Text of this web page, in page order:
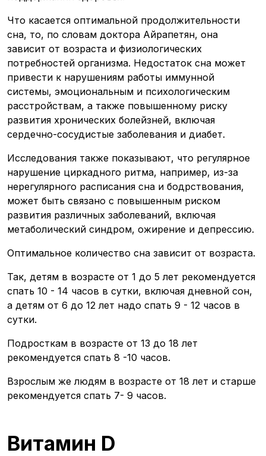
Что касается оптимальной продолжительности
сна, то, по словам доктора Айрапетян, она
зависит от возраста и физиологических
потребностей организма. Недостаток сна может
привести к нарушениям работы иммунной
системы, эмоциональным и психологическим
расстройствам, а также повышенному риску
развития хронических болейзней, включая
сердечно-сосудистые заболевания и диабет.
Исследования также показывают, что регулярное
нарушение циркадного ритма, например, из-за
нерегулярного расписания сна и бодрствования,
может быть связано с повышенным риском
развития различных заболеваний, включая
метаболический синдром, ожирение и депрессию.
Оптимальное количество сна зависит от возраста.
Так, детям в возрасте от 1 до 5 лет рекомендуется
спать 10 - 14 часов в сутки, включая дневной сон,
а детям от 6 до 12 лет надо спать 9 - 12 часов в
сутки.
Подросткам в возрасте от 13 до 18 лет
рекомендуется спать 8 -10 часов.
Взрослым же людям в возрасте от 18 лет и старше
рекомендуется спать 7- 9 часов.
Витамин D